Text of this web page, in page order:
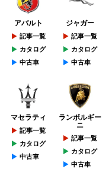
アバルト
記事一覧
カタログ
中古車
ジャガー
記事一覧
カタログ
中古車
マセラティ
記事一覧
カタログ
中古車
ランボルギー
ニ
記事一覧
カタログ
中古車